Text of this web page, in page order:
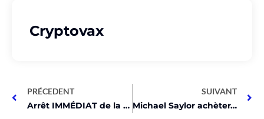
Cryptovax
PRÉCEDENT
Arrêt IMMÉDIAT de la frappe USDC par Circle sur Tron !
SUIVANT
Michael Saylor achètera du Bitcoin pour toujours – “Aucune raison de vendre le gagnant”